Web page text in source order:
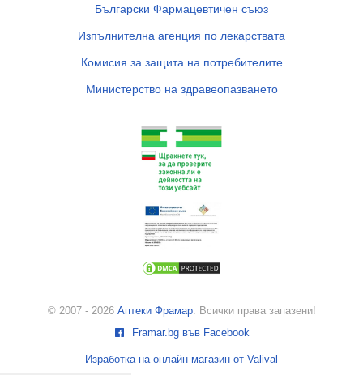
Български Фармацевтичен съюз
Изпълнителна агенция по лекарствата
Комисия за защита на потребителите
Министерство на здравеопазването
© 2007 - 2026 Аптеки Фрамар. Всички права запазени!
Framar.bg във Facebook
Изработка на онлайн магазин от Valival